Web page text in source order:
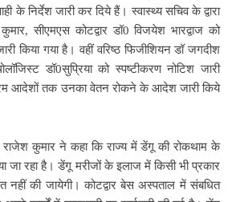
के निर्देश जारी कर दिये हैं। स्वास्थ्य सचिव के द्वारा
सीएमएस कोटद्वार डॉ0 विजयेश भारद्वाज को
किया गया है। वहीं वरिष्ठ फिजीशियन डॉ जगदीश
डॉ0सुप्रिया को स्पष्टीकरण नोटिश जारी
आदेशों तक उनका वेतन रोकने के आदेश जारी किये
राजेश कुमार ने कहा कि राज्य में डेंगू की रोकथाम के
जा रहा है। डेंगू मरीजों के इलाज में किसी भी प्रकार
नहीं की जायेगी। कोटद्वार बेस अस्पताल में संबधित